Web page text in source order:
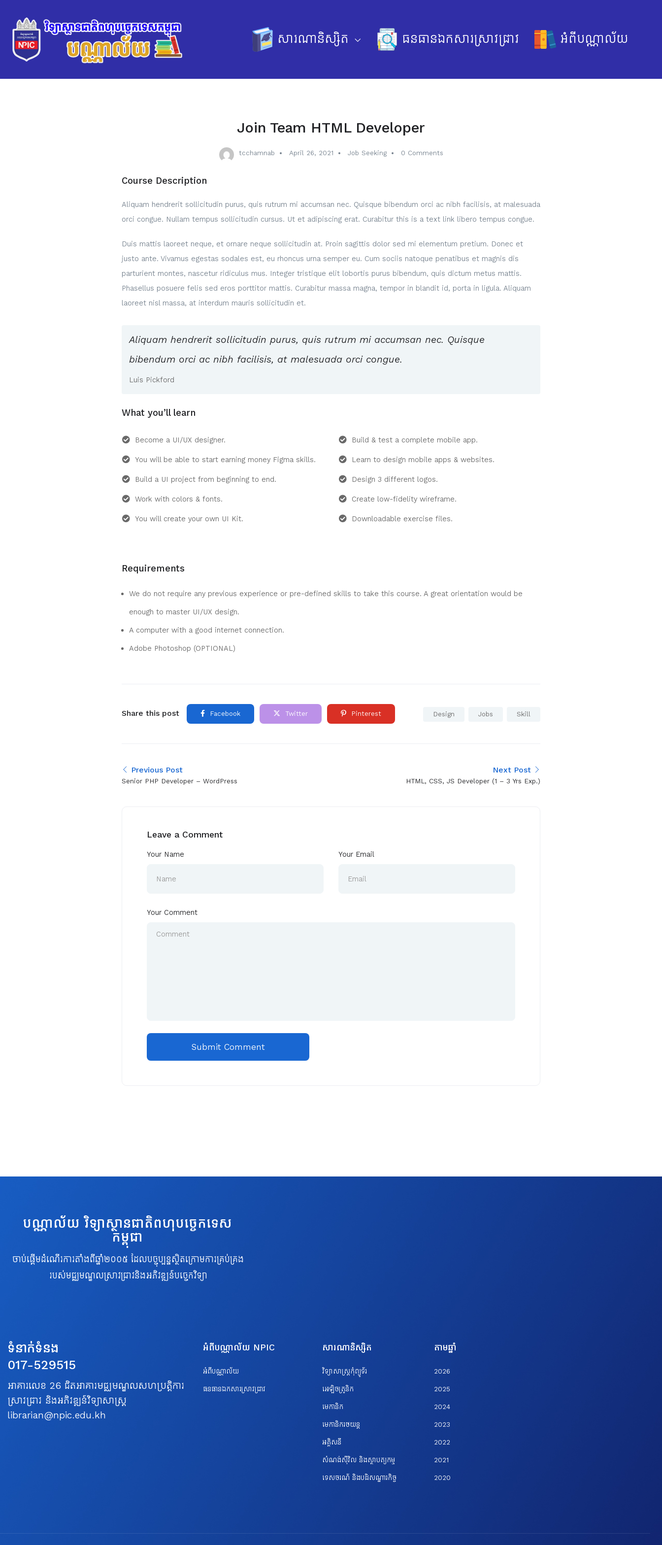
សារណានិស្សិត ធនធានឯកសារស្រាវជ្រាវ អំពីបណ្ណាល័យ
Join Team HTML Developer
tcchamnab April 26, 2021 Job Seeking 0 Comments
Course Description
Aliquam hendrerit sollicitudin purus, quis rutrum mi accumsan nec. Quisque bibendum orci ac nibh facilisis, at malesuada
orci congue. Nullam tempus sollicitudin cursus. Ut et adipiscing erat. Curabitur this is a text link libero tempus congue.
Duis mattis laoreet neque, et ornare neque sollicitudin at. Proin sagittis dolor sed mi elementum pretium. Donec et
justo ante. Vivamus egestas sodales est, eu rhoncus urna semper eu. Cum sociis natoque penatibus et magnis dis
parturient montes, nascetur ridiculus mus. Integer tristique elit lobortis purus bibendum, quis dictum metus mattis.
Phasellus posuere felis sed eros porttitor mattis. Curabitur massa magna, tempor in blandit id, porta in ligula. Aliquam
laoreet nisl massa, at interdum mauris sollicitudin et.
Aliquam hendrerit sollicitudin purus, quis rutrum mi accumsan nec. Quisque
bibendum orci ac nibh facilisis, at malesuada orci congue.
Luis Pickford
What you’ll learn
Become a UI/UX designer.
You will be able to start earning money Figma skills.
Build a UI project from beginning to end.
Work with colors & fonts.
You will create your own UI Kit.
Build & test a complete mobile app.
Learn to design mobile apps & websites.
Design 3 different logos.
Create low-fidelity wireframe.
Downloadable exercise files.
Requirements
We do not require any previous experience or pre-defined skills to take this course. A great orientation would be
enough to master UI/UX design.
A computer with a good internet connection.
Adobe Photoshop (OPTIONAL)
Share this post Facebook Twitter Pinterest Design Jobs Skill
Previous Post
Senior PHP Developer – WordPress
Next Post
HTML, CSS, JS Developer (1 – 3 Yrs Exp.)
Leave a Comment
Your Name Your Email
Your Comment
បណ្ណាល័យ វិទ្យាស្ថានជាតិពហុបច្ចេកទេស
កម្ពុជា
ចាប់ផ្តើមដំណើរការតាំងពីឆ្នាំ២០០៥ ដែលបច្ចុប្បន្នស្ថិតក្រោមការគ្រប់គ្រង
របស់មជ្ឈមណ្ឌលស្រាវជ្រាវនិងអភិវឌ្ឍន៍បច្ចេកវិទ្យា
ទំនាក់ទំនង
017-529515
អាគារលេខ 26 ជិតអាគារមជ្ឈមណ្ឌលសហប្រត្តិការ
ស្រាវជ្រាវ និងអភិវឌ្ឍន៍វិទ្យាសាស្ត្រ
librarian@npic.edu.kh
អំពីបណ្ណាល័យ NPIC
អំពីបណ្ណាល័យ
ធនធានឯកសារស្រាវជ្រាវ
សារណានិស្សិត
វិទ្យាសាស្ត្រកុំព្យូទ័រ
អេឡិចត្រូនិក
មេកានិក
មេកានិករថយន្ត
អគ្គិសនី
សំណង់ស៊ីវិល និងស្ថាបត្យកម្ម
ទេសចរណ័ និងបដិសណ្ឋារកិច្ច
តាមឆ្នាំ
2026
2025
2024
2023
2022
2021
2020